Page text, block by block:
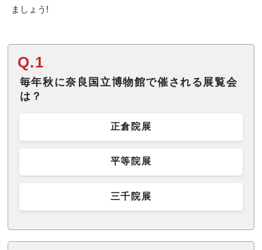
ましょう!
Q.1
毎年秋に奈良国立博物館で催される展覧会
は？
正倉院展
平等院展
三千院展